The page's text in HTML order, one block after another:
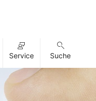
Service Suche